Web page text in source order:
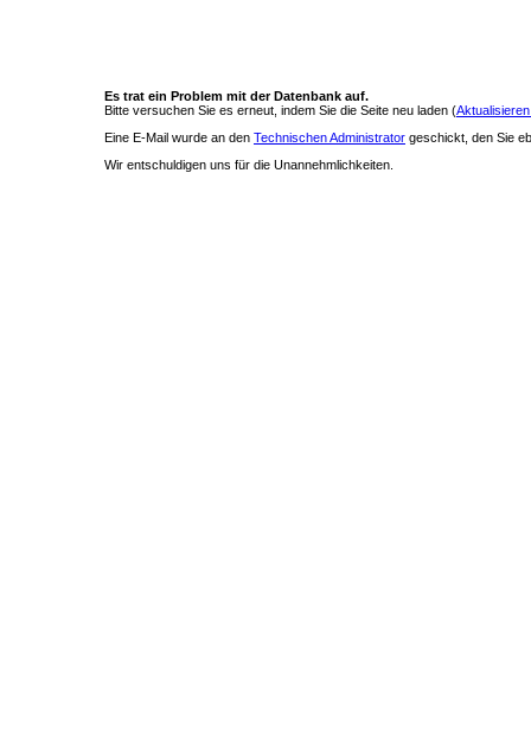
Es trat ein Problem mit der Datenbank auf.
Bitte versuchen Sie es erneut, indem Sie die Seite neu laden (
Eine E-Mail wurde an den Technischen Administrator geschickt, den Sie
Wir entschuldigen uns für die Unannehmlichkeiten.